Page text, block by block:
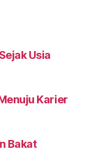
Usia
Karier
Bakat